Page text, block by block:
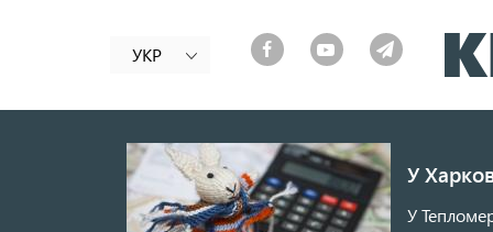
УКР
У
У